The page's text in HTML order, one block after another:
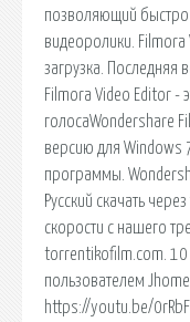
позволяющий
видеоролики. Filmora
загрузка. Последняя
Filmora Video Editor -
голосаWondershare
версию для Windows
программы.
Русский скачать
скорости с нашего
torrentikofilm.com.
пользователем
https://youtu.be/